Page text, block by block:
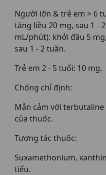
Người lớn & trẻ em > 6
tăng liều 20 mg, sau 1 -
mL/phút): khởi đầu 5
sau 1 - 2 tuần.
Trẻ em 2 - 5 tuổi: 10 mg.
Chống chỉ định:
Mẫn cảm với
của thuốc.
Tương tác thuốc:
Suxamethonium,
tiểu.